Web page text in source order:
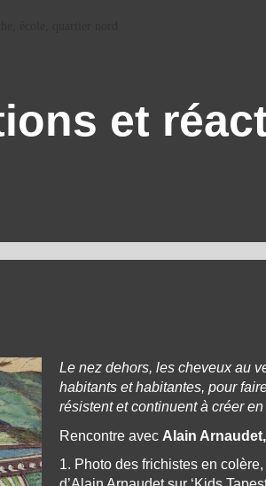
et
Le nez dehors, les cheveux au
habitants et habitantes, pour
résistent et continuent à créer
Rencontre avec Alain
1. Photo des frichistes en